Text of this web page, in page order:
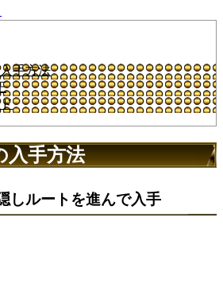
手方法
入手方法
しルートを進んで入手